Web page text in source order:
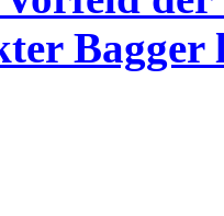
Bagger